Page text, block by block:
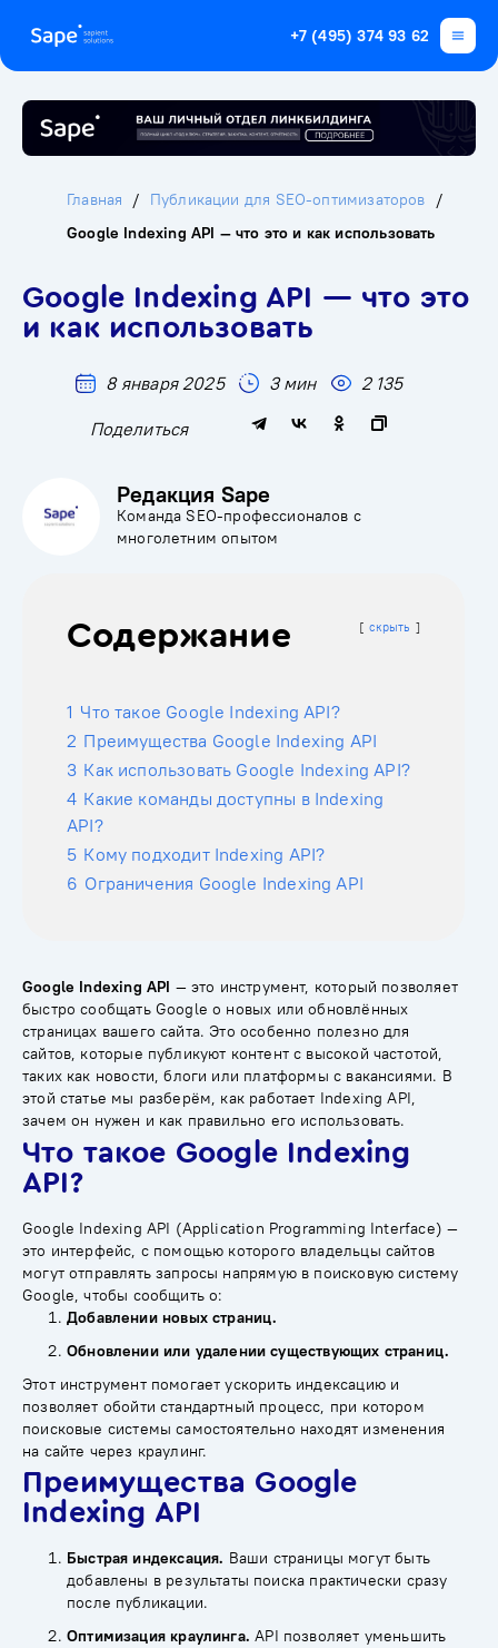
+7 (495) 374 93 62
Главная
Публикации для SEO-оптимизаторов
Google Indexing API — что это и как использовать
Google Indexing API — что это
и как использовать
8 января 2025 3 мин 2 135
Поделиться
Редакция Sape
Команда SEO-профессионалов с
многолетним опытом
Содержание скрыть
1 Что такое Google Indexing API?
2 Преимущества Google Indexing API
3 Как использовать Google Indexing API?
4 Какие команды доступны в Indexing
API?
5 Кому подходит Indexing API?
6 Ограничения Google Indexing API
Google Indexing API — это инструмент, который позволяет
быстро сообщать Google о новых или обновлённых
страницах вашего сайта. Это особенно полезно для
сайтов, которые публикуют контент с высокой частотой,
таких как новости, блоги или платформы с вакансиями. В
этой статье мы разберём, как работает Indexing API,
зачем он нужен и как правильно его использовать.
Что такое Google Indexing
API?
Google Indexing API (Application Programming Interface) —
это интерфейс, с помощью которого владельцы сайтов
могут отправлять запросы напрямую в поисковую систему
Google, чтобы сообщить о:
Добавлении новых страниц.
Обновлении или удалении существующих страниц.
Этот инструмент помогает ускорить индексацию и
позволяет обойти стандартный процесс, при котором
поисковые системы самостоятельно находят изменения
на сайте через краулинг.
Преимущества Google
Indexing API
Быстрая индексация. Ваши страницы могут быть
добавлены в результаты поиска практически сразу
после публикации.
Оптимизация краулинга. API позволяет уменьшить